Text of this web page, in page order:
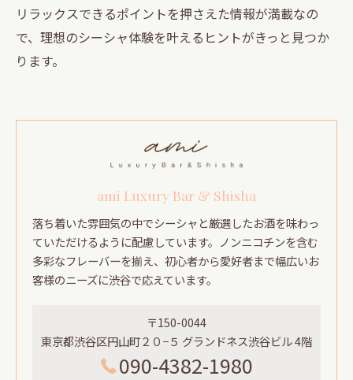
リラックスできるポイントを押さえた情報が満載なの
で、理想のシーシャ体験を叶えるヒントがきっと見つか
ります。
ami Luxury Bar & Shisha
落ち着いた雰囲気の中でシーシャと厳選したお酒を味わっ
ていただけるように配慮しています。ノンニコチンを含む
多彩なフレーバーを揃え、初心者から愛好者まで幅広いお
客様のニーズに渋谷で応えています。
〒150-0044
東京都渋谷区円山町２０−５ グランドネス渋谷ビル 4階
090-4382-1980